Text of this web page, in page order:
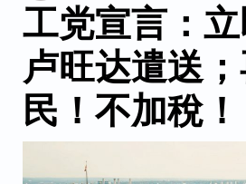
工党宣言：
卢旺达遣送
民！不加稅！